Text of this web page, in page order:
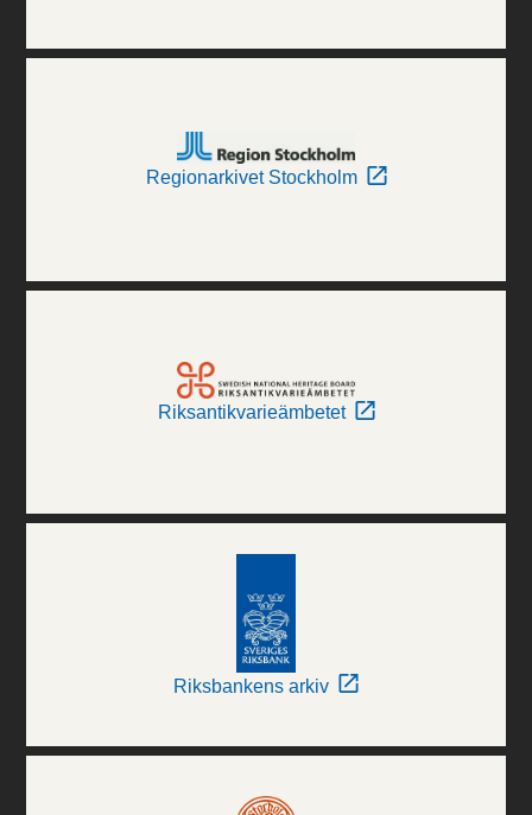
Regionarkivet Stockholm
Riksantikvarieämbetet
Riksbankens arkiv